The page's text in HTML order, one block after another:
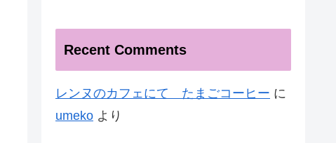
Recent Comments
レンヌのカフェにて たまごコーヒー に
umeko より